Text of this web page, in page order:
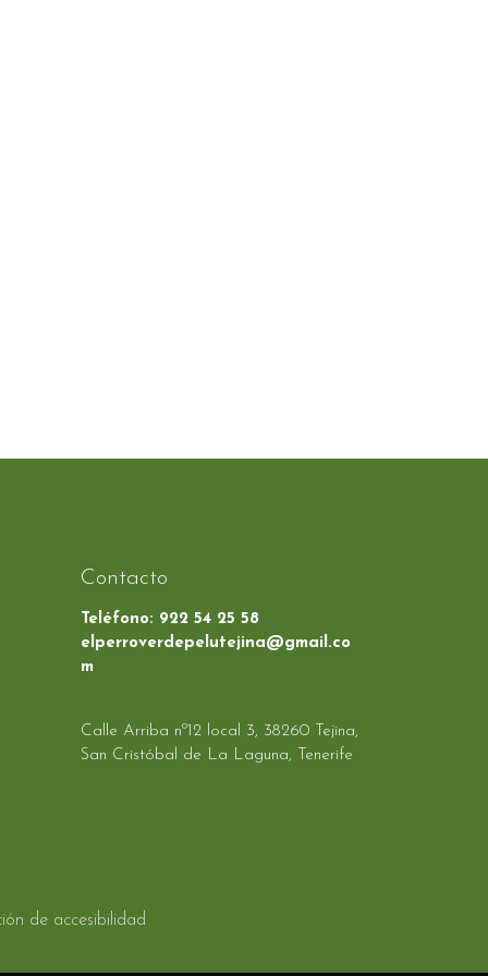
Contacto
Teléfono: 922 54 25 58
elperroverdepelutejina@gmail.co
m
Calle Arriba nº12 local 3, 38260 Tejina,
San Cristóbal de La Laguna, Tenerife
de accesibilidad